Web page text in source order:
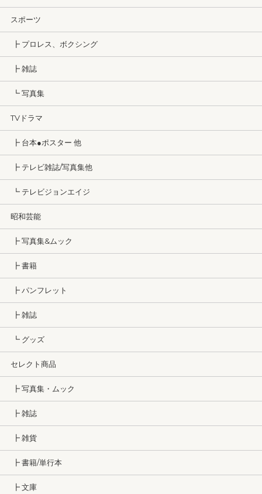
スポーツ
┣ プロレス、ボクシング
┣ 雑誌
┗ 写真集
TVドラマ
┣ 台本●ポスター 他
┣ テレビ雑誌/写真集他
┗ テレビジョンエイジ
昭和芸能
┣ 写真集&ムック
┣ 書籍
┣ パンフレット
┣ 雑誌
┗ グッズ
セレクト商品
┣ 写真集・ムック
┣ 雑誌
┣ 雑貨
┣ 書籍/単行本
┣ 文庫